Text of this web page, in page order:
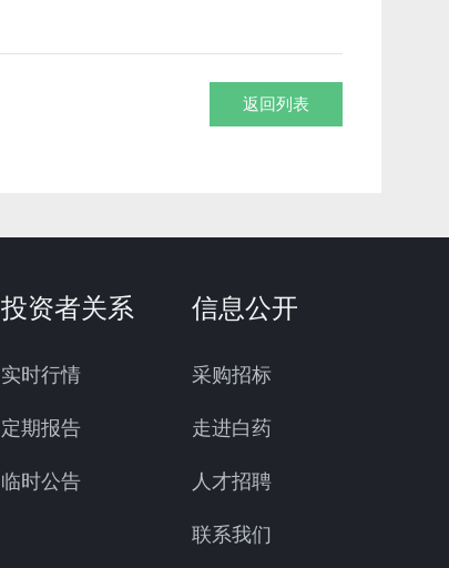
返回列表
投资者关系
实时行情
定期报告
临时公告
信息公开
采购招标
走进白药
人才招聘
联系我们